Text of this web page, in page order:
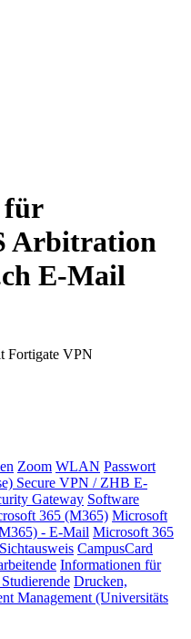
für
Arbitration
E-Mail
Fortigate VPN
Zoom WLAN Passwort
Secure VPN / ZHB E-
Gateway Software
365 (M365) Microsoft
- E-Mail Microsoft 365
CampusCard
Informationen für
Drucken,
Management (Universitäts